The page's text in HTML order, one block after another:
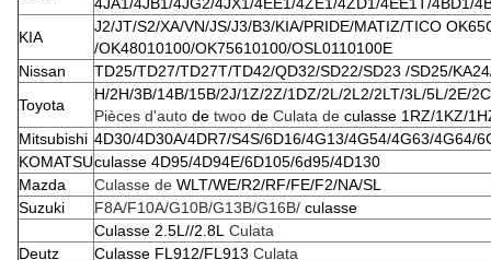
4JA1/4JB1/4JG2/4JX1/4EE1/4ZE1/4ZD1/4EE1T/4BD1/
KIA
J2/JT/S2/XA/VN/JS/J3/B3/KIA/PRIDE/MATIZ/TICO
/OK48010100/OK75610100/OSL0110100E
Nissan
TD25/TD27/TD27T/TD42/QD32/SD22/SD23 /SD25/
Toyota
H/2H/3B/14B/15B/2J/1Z/2Z/1DZ/2L/2L2/2LT/3L/5L/2E/
Pièces d'auto de twoo de Culata de culasse 1RZ/1KZ/
Mitsubishi 4D30/4D30A/4DR7/S4S/6D16/4G13/4G54/4G63/4G64/
KOMATSUculasse 4D95/4D94E/6D105/6d95/4D130
Mazda
Culasse de WLT/WE/R2/RF/FE/F2/NA/SL
Suzuki
F8A/F10A/G10B/G13B/G16B/ culasse
Culasse 2.5L//2.8L Culata
Deutz
Culasse FL912/FL913 Culata